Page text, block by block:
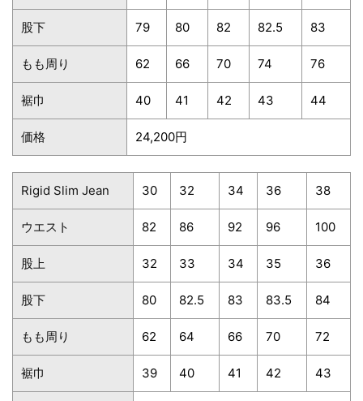
股下 79 80 82 82.5 83
もも周り 62 66 70 74 76
裾巾 40 41 42 43 44
価格 24,200円
Rigid Slim Jean 30 32 34 36 38
ウエスト 82 86 92 96 100
股上 32 33 34 35 36
股下 80 82.5 83 83.5 84
もも周り 62 64 66 70 72
裾巾 39 40 41 42 43